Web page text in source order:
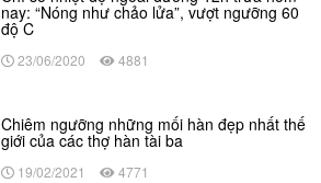
nay: “Nóng như chảo lửa”, vượt ngưỡng 60
độ C
23/06/2020 4881
Chiêm ngưỡng những mối hàn đẹp nhất thế
giới của các thợ hàn tài ba
19/02/2021 4771